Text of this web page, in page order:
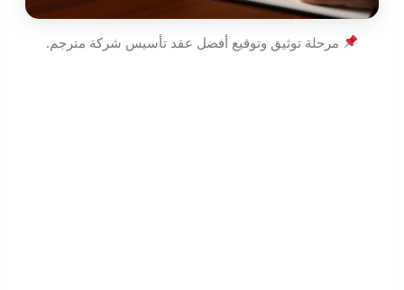
مرحلة توثيق وتوقيع أفضل عقد تأسيس شركة مترجم.